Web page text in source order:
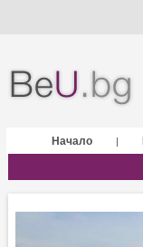
Начало |